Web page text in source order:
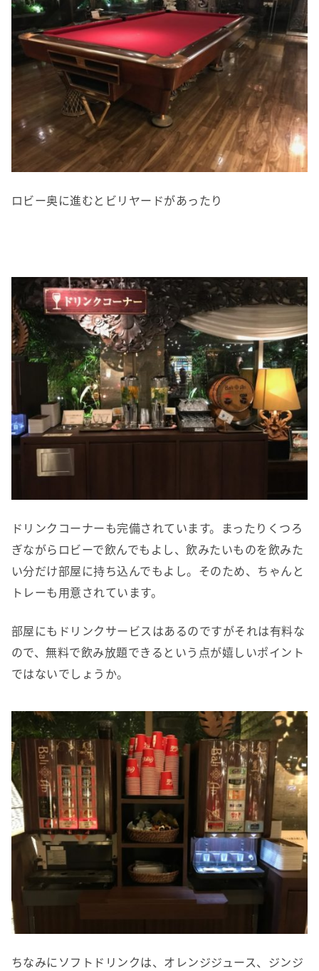
ロビー奥に進むとビリヤードがあったり
ドリンクコーナーも完備されています。まったりくつろ
ぎながらロビーで飲んでもよし、飲みたいものを飲みた
い分だけ部屋に持ち込んでもよし。そのため、ちゃんと
トレーも用意されています。
部屋にもドリンクサービスはあるのですがそれは有料な
ので、無料で飲み放題できるという点が嬉しいポイント
ではないでしょうか。
ちなみにソフトドリンクは、オレンジジュース、ジンジ